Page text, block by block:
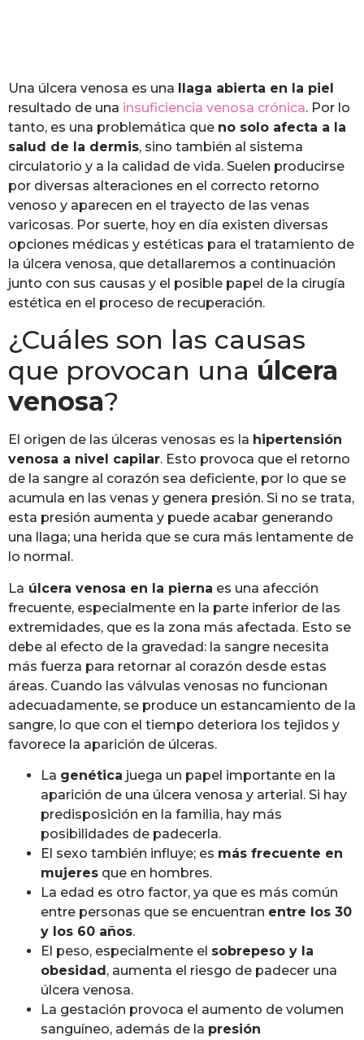
Una úlcera venosa es una llaga abierta en la piel
resultado de una insuficiencia venosa crónica. Por lo
tanto, es una problemática que no solo afecta a la
salud de la dermis, sino también al sistema
circulatorio y a la calidad de vida. Suelen producirse
por diversas alteraciones en el correcto retorno
venoso y aparecen en el trayecto de las venas
varicosas. Por suerte, hoy en día existen diversas
opciones médicas y estéticas para el tratamiento de
la úlcera venosa, que detallaremos a continuación
junto con sus causas y el posible papel de la cirugía
estética en el proceso de recuperación.
¿Cuáles son las causas
que provocan una úlcera
venosa?
El origen de las úlceras venosas es la hipertensión
venosa a nivel capilar. Esto provoca que el retorno
de la sangre al corazón sea deficiente, por lo que se
acumula en las venas y genera presión. Si no se trata,
esta presión aumenta y puede acabar generando
una llaga; una herida que se cura más lentamente de
lo normal.
La úlcera venosa en la pierna es una afección
frecuente, especialmente en la parte inferior de las
extremidades, que es la zona más afectada. Esto se
debe al efecto de la gravedad: la sangre necesita
más fuerza para retornar al corazón desde estas
áreas. Cuando las válvulas venosas no funcionan
adecuadamente, se produce un estancamiento de la
sangre, lo que con el tiempo deteriora los tejidos y
favorece la aparición de úlceras.
La genética juega un papel importante en la
aparición de una úlcera venosa y arterial. Si hay
predisposición en la familia, hay más
posibilidades de padecerla.
El sexo también influye; es más frecuente en
mujeres que en hombres.
La edad es otro factor, ya que es más común
entre personas que se encuentran entre los 30
y los 60 años.
El peso, especialmente el sobrepeso y la
obesidad , aumenta el riesgo de padecer una
úlcera venosa.
La gestación provoca el aumento de volumen
sanguíneo, además de la presión